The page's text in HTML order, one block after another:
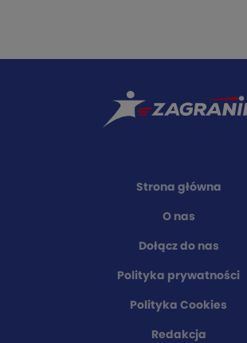
Strona główna
O nas
Dołącz do nas
Polityka prywatności
Polityka Cookies
Redakcja